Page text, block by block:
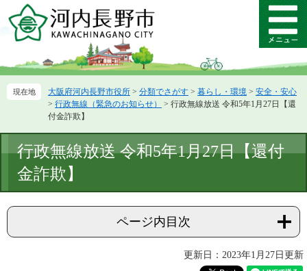
ー
先
ニ
を
本
文
メ
ニ
ー
大阪府河内長野市役所 > 分類でさがす > 暮らし・環境 > 安全・安心
> 行政無線（緊急のお知らせ） > 行政無線放送 令和5年1月27日【還
付金詐欺】
文
行政無線放送 令和5年1月27日【還付
金詐欺】
ページ内目次
更新日：2023年1月27日更新